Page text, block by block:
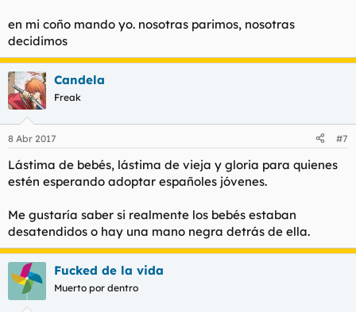
en mi coño mando yo. nosotras parimos, nosotras
decidimos
Candela
Freak
8 Abr 2017 #7
Lástima de bebés, lástima de vieja y gloria para quienes
estén esperando adoptar españoles jóvenes.
Me gustaría saber si realmente los bebés estaban
desatendidos o hay una mano negra detrás de ella.
Fucked de la vida
Muerto por dentro